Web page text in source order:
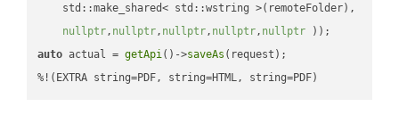
    std::make_shared< std::wstring >(remoteFolder),
nullptr, nullptr, nullptr, nullptr, nullptr ))
auto actual = getApi()->saveAs (request);
%!(EXTRA string=PDF, string=HTML, string=PDF)